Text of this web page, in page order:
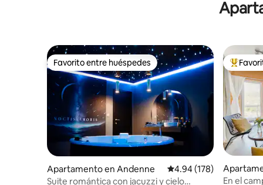
Favorito entre huéspedes
Favorito entre huéspedes
Apartamento en Andenne Calificación promedio:
4.94 (178)
Suite romántica con jacuzzi y cielo
En el